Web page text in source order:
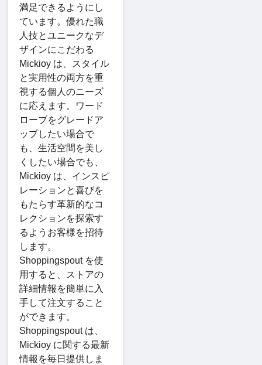
満足できるようにし
ています。優れた職
人技とユニークなデ
ザインにこだわる
Mickioy は、スタイル
と実用性の両方を重
視する個人のニーズ
に応えます。ワード
ローブをグレードア
ップしたい場合で
も、生活空間を美し
くしたい場合でも、
Mickioy は、インスピ
レーションと喜びを
もたらす革新的なコ
レクションを探索す
るようお客様を招待
します。
Shoppingspout を使
用すると、ストアの
詳細情報を簡単に入
手して注文すること
ができます。
Shoppingspout は、
Mickioy に関する最新
情報を毎日提供しま